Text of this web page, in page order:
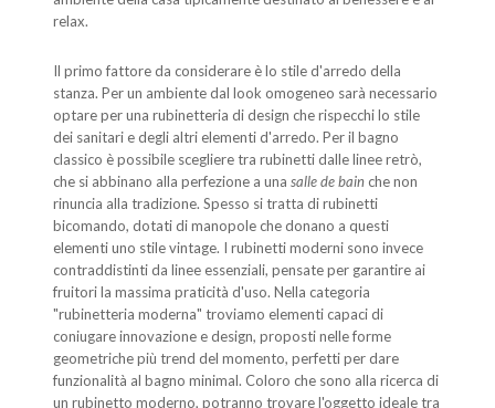
relax.
Il primo fattore da considerare è lo stile d'arredo della
stanza. Per un ambiente dal look omogeneo sarà necessario
optare per una rubinetteria di design che rispecchi lo stile
dei sanitari e degli altri elementi d'arredo. Per il bagno
classico è possibile scegliere tra rubinetti dalle linee retrò,
che si abbinano alla perfezione a una salle de bainche non
rinuncia alla tradizione. Spesso si tratta di rubinetti
bicomando, dotati di manopole che donano a questi
elementi uno stile vintage. I rubinetti moderni sono invece
contraddistinti da linee essenziali, pensate per garantire ai
fruitori la massima praticità d'uso. Nella categoria
"rubinetteria moderna" troviamo elementi capaci di
coniugare innovazione e design, proposti nelle forme
geometriche più trend del momento, perfetti per dare
funzionalità al bagno minimal. Coloro che sono alla ricerca di
un rubinetto moderno, potranno trovare l'oggetto ideale tra